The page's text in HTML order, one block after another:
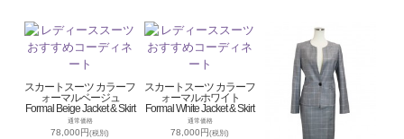
スカートスーツ カラーフ
ォーマルベージュ
Formal Beige Jacket & Skirt
通常価格
78,000円(税別)
スカートスーツ カラーフ
ォーマルホワイト
Formal White Jacket & Skirt
通常価格
78,000円(税別)